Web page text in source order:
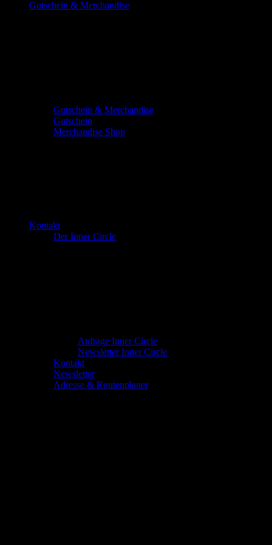
Gutschein & Merchandise
Gutschein & Merchandise
Gutschein
Merchandise Shop
Kontakt
Der Inner Circle
Anfrage Inner Circle
Newsletter Inner Circle
Kontakt
Newsletter
Adresse & Routenplaner